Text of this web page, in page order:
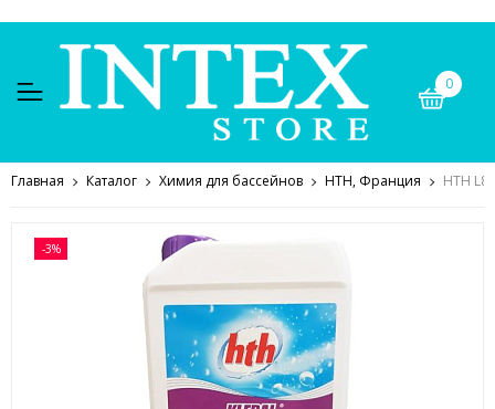
0
Главная Каталог Химия для бассейнов HTH, Франция HTH
-3%